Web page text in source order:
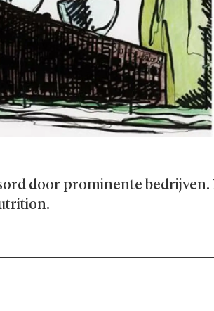
door prominente bedrijven.